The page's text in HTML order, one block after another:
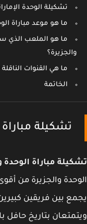
تشكيلة الوحدة الإماراتي
ما هو موعد مباراة
ما هو الملعب الذي
والجزيرة؟
ما هي القنوات الناقلة
الخاتمة
تشكيلة مباراة
مباراة الوحدة
والجزيرة من أقوى
بين فريقين كبيرين
بتاريخ حافل